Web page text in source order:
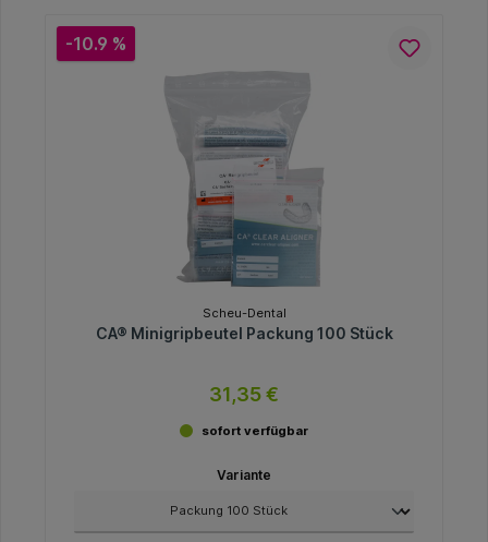
-10.9 %
Scheu-Dental
CA® Minigripbeutel Packung 100 Stück
31,35 €
sofort verfügbar
Variante